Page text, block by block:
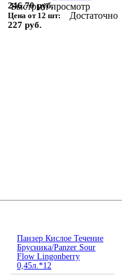
Быстрый просмотр
246.70 руб.
Цена от 12 шт:
227 руб.
Достаточно
Панзер Кислое Течение
Брусника/Panzer Sour
Flow Lingonberry
0,45л.*12